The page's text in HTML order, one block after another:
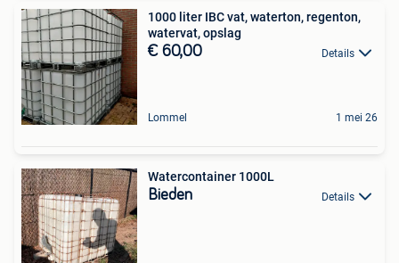
1000 liter IBC vat, waterton, regenton,
watervat, opslag
€ 60,00 Details
Lommel 1 mei 26
Watercontainer 1000L
Bieden Details